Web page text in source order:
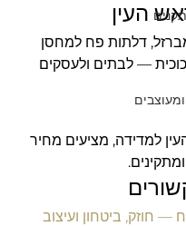
העין
דלתות פח למחסן
— לבתים ולעסקים
למדידה, מציעים מחיר
— חוזק, ביטחון ועיצוב